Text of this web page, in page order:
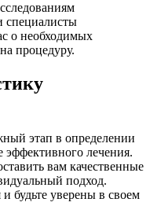
специалисты
о необходимых
процедуру.
этап в определении
эффективного лечения.
вам качественные
подход.
будьте уверены в своем